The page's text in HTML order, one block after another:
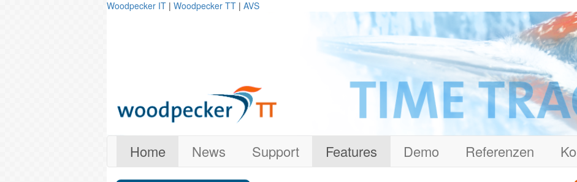
Woodpecker IT | Woodpecker TT | AVS
Home News Support Features Demo Referenzen